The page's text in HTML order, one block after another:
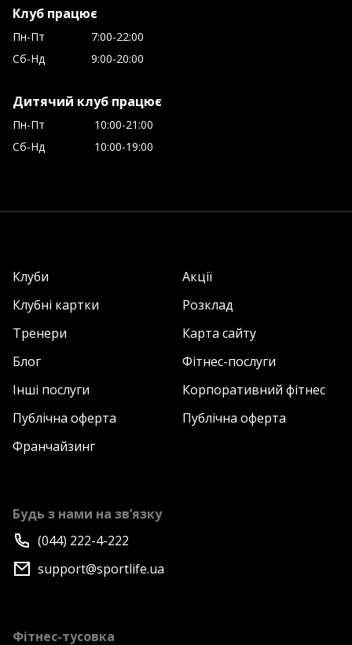
Клуб працює
Пн-Пт
7:00-22:00
Сб-Нд
9:00-20:00
Дитячий клуб працює
Пн-Пт
10:00-21:00
Сб-Нд
10:00-19:00
Клуби
Акції
Клубні картки
Розклад
Тренери
Карта сайту
Блог
Фітнес-послуги
Інші послуги
Корпоративний фітнес
Публічна оферта
Публічна оферта
Франчайзинг
Будь з нами на зв’язку
(044) 222-4-222
support@sportlife.ua
Фітнес-тусовка